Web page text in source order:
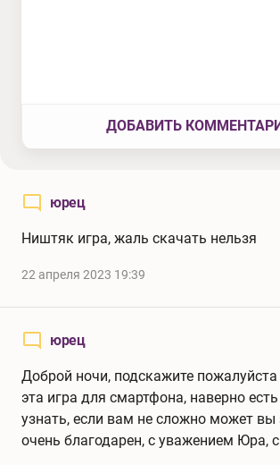
ДОБАВИТЬ
юрец
Ништяк игра, жаль скачать нельзя
22 апреля 2023 19:39
юрец
Доброй ночи, подскажите
эта игра для смартфона, наверно
узнать, если вам не сложно может вы
очень благодарен, с уважением Юра,